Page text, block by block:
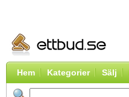
Hem Kategorier Sälj